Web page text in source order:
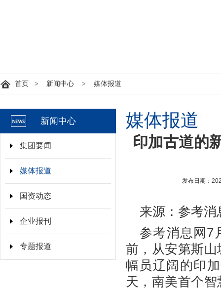
首页 > 新闻中心 > 媒体报道
新闻中心
集团要闻
媒体报道
国资动态
企业报刊
专题报道
媒体报道
印加古道的
发布日期：
来源：参考消
参考消息网7
前，从安第斯
幅员辽阔的印
天，南美首个